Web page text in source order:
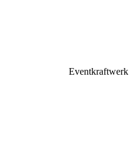
Eventkraftwerk